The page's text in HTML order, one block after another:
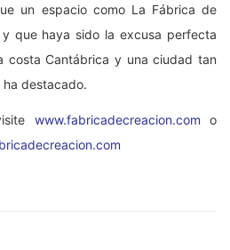
un espacio como La Fábrica de
que haya sido la excusa perfecta
costa Cantábrica y una ciudad tan
ha destacado.
www.fabricadecreacion.com o